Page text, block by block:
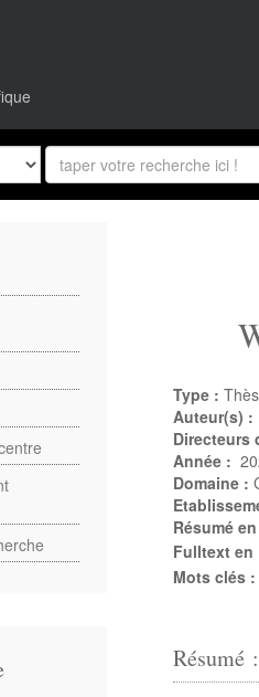
Type :
Auteur(s) :
Directeurs
Année :
Domaine :
Résumé
Fulltext en
Mots clés :
Résumé :